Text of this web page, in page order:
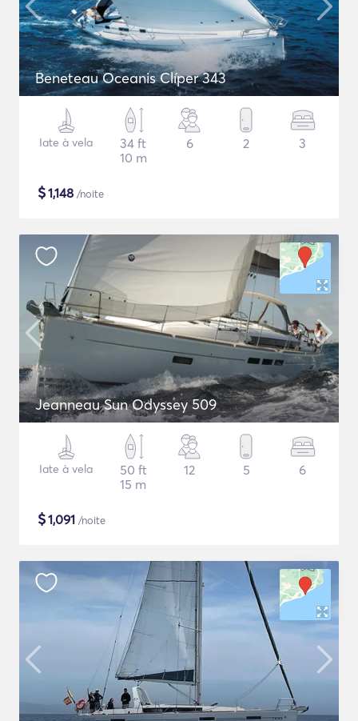
Beneteau Oceanis Clíper 343
Iate à vela
34 ft
10 m
6 2 3
$1,148 /noite
Jeanneau Sun Odyssey 509
Iate à vela
50 ft
15 m
12 5 6
$1,091 /noite